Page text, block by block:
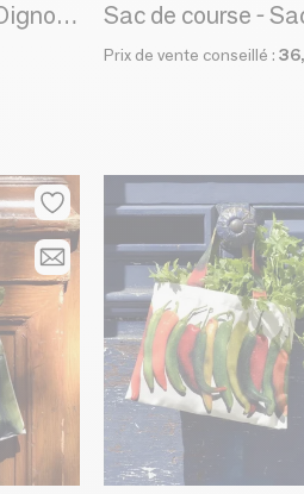
Sac de course - Sac à Oignons - Sac à Asperges
Prix de vente conseillé :